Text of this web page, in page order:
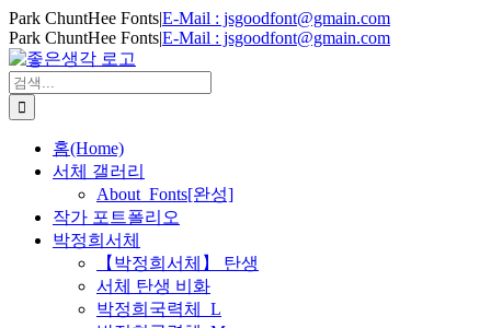
Skip
to
content
Park ChuntHee Fonts|E-Mail : jsgoodfont@gmain.com
Park ChuntHee Fonts|E-Mail : jsgoodfont@gmain.com
검
색
...
홈(Home)
서체 갤러리
About_Fonts[완성]
작가 포트폴리오
박정희서체
【박정희서체】 탄생
서체 탄생 비화
박정희국력체_L